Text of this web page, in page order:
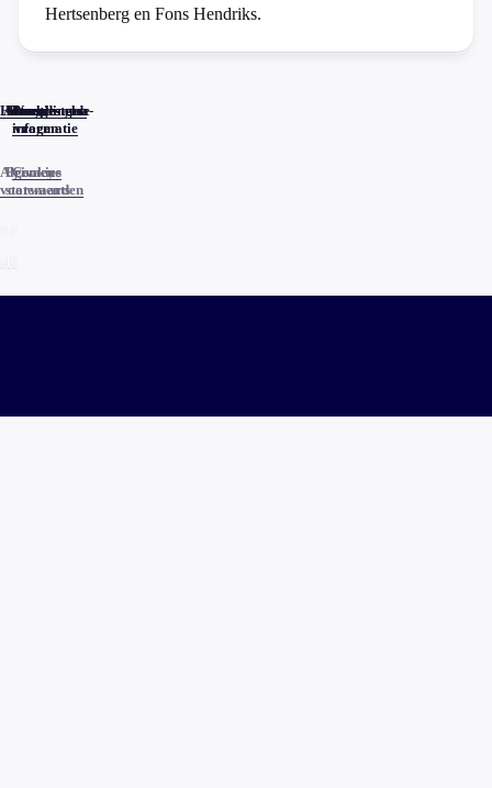
Hertsenberg en Fons Hendriks.
Home
Actueel
Uitzendingen
Reacties
Programma-
informatie
Veelgestelde
vragen
Algemene
voorwaarden
Privacy
statements
Cookies